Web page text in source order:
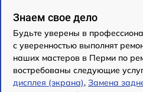
Знаем свое дело
Будьте уверены в
с уверенностью выполнят
наших мастеров в Перми по
востребованы следующие
дисплея (экрана), Замена